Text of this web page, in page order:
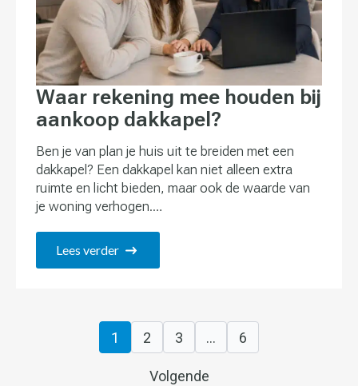
Waar rekening mee houden bij
aankoop dakkapel?
Ben je van plan je huis uit te breiden met een
dakkapel? Een dakkapel kan niet alleen extra
ruimte en licht bieden, maar ook de waarde van
je woning verhogen.…
Lees verder
1 2 3 … 6
Volgende